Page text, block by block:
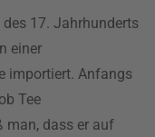
17. Jahrhunderts
einer
importiert. Anfangs
Tee
man, dass er auf